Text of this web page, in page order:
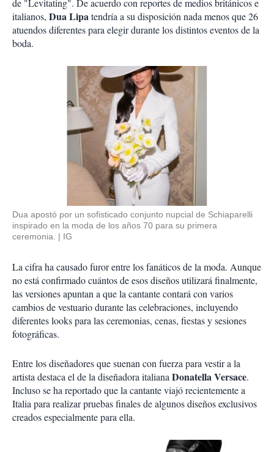
de "Levitating". De acuerdo con reportes de medios británicos e
italianos, Dua Lipatendría a su disposición nada menos que 26
atuendos diferentes para elegir durante los distintos eventos de la
boda.
Dua apostó por un sofisticado conjunto nupcial de Schiaparelli
inspirado en la moda de los años 70 para su primera
ceremonia.
IG
La cifra ha causado furor entre los fanáticos de la moda. Aunque
no está confirmado cuántos de esos diseños utilizará finalmente,
las versiones apuntan a que la cantante contará con varios
cambios de vestuario durante las celebraciones, incluyendo
diferentes looks para las ceremonias, cenas, fiestas y sesiones
fotográficas.
Entre los diseñadores que suenan con fuerza para vestir a la
artista destaca el de la diseñadora italianaDonatella Versace.
Incluso se ha reportado que la cantante viajó recientemente a
Italia para realizar pruebas finales de algunos diseños exclusivos
creados especialmente para ella.